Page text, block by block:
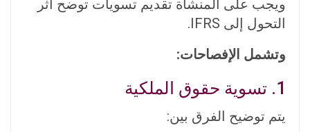
ويجب على المنشأة تقديم تسويات توضح أثر
التحول إلى IFRS.
وتشمل الإفصاحات:
1. تسوية حقوق الملكية
يتم توضيح الفرق بين: